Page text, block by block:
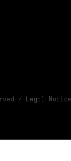
/ Legal